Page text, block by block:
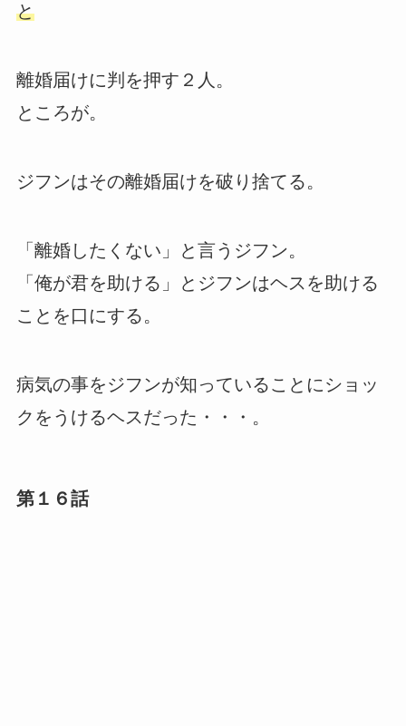
と
離婚届けに判を押す２人。
ところが。
ジフンはその離婚届けを破り捨てる。
「離婚したくない」と言うジフン。
「俺が君を助ける」とジフンはヘスを助ける
ことを口にする。
病気の事をジフンが知っていることにショッ
クをうけるヘスだった・・・。
第１６話